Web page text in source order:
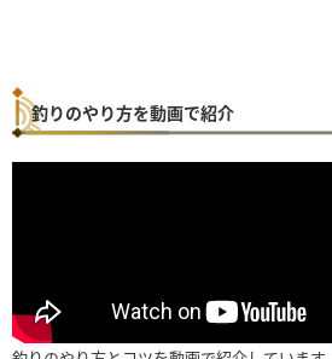
釣りのやり方を動画で紹介